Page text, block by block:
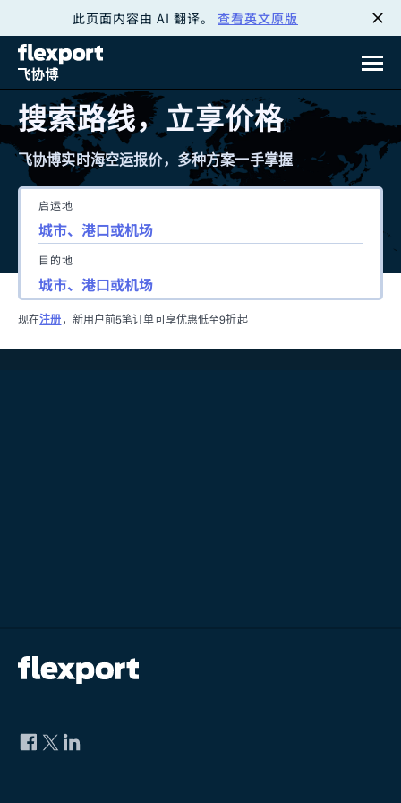
此页面内容由 AI 翻译。 查看英文原版
搜索路线，立享价格
飞协博实时海空运报价，多种方案一手掌握
启运地
目的地
现在注册 ，新用户前5笔订单可享优惠低至9折起